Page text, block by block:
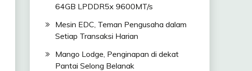
64GB LPDDR5x 9600MT/s
Mesin EDC, Teman Pengusaha dalam
Setiap Transaksi Harian
Mango Lodge, Penginapan di dekat
Pantai Selong Belanak